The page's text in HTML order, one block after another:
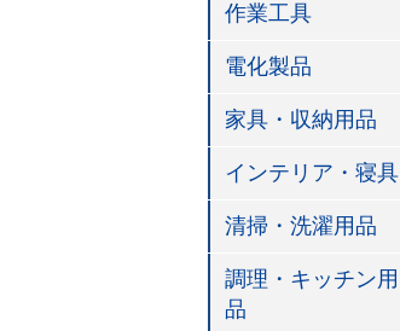
作業工具
電化製品
家具・収納用品
インテリア・寝具
清掃・洗濯用品
調理・キッチン用
品